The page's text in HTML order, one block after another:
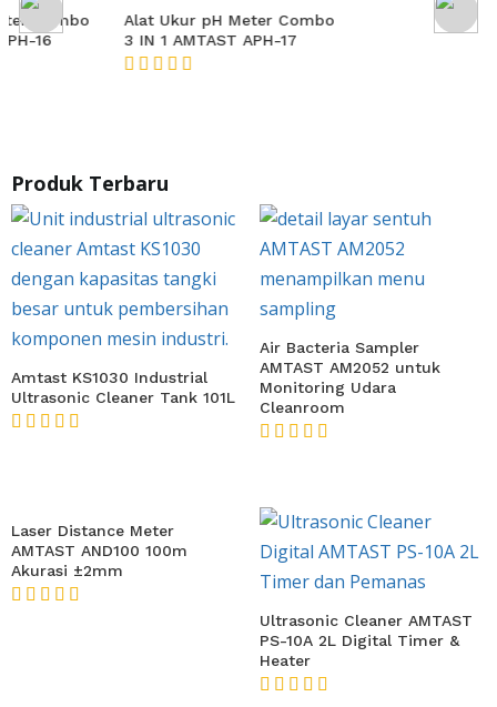
Alat Ukur pH Meter Combo
3 IN 1 AMTAST APH-17
Alat Ukur pH Meter Combo
3 IN 1 AMTAST APH-18
Produk Terbaru
Amtast KS1030 Industrial
Ultrasonic Cleaner Tank 101L
Air Bacteria Sampler
AMTAST AM2052 untuk
Monitoring Udara
Cleanroom
Laser Distance Meter
AMTAST AND100 100m
Akurasi ±2mm
Ultrasonic Cleaner AMTAST
PS-10A 2L Digital Timer &
Heater